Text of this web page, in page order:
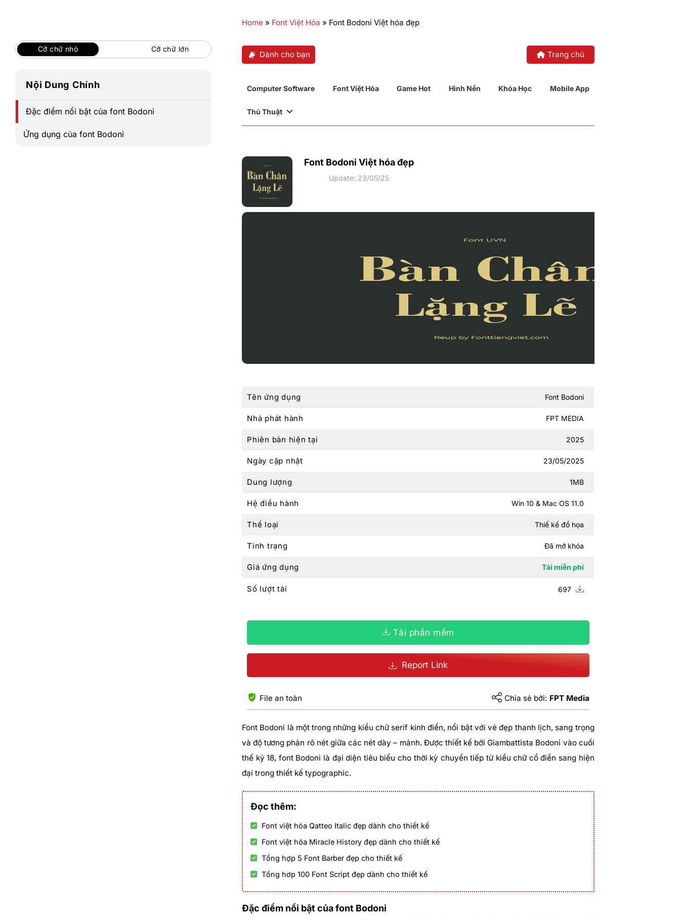
dung
Cỡ chữ nhỏ Cỡ chữ lớn
Nội Dung Chính
Đặc điểm nổi bật của font Bodoni
Ứng dụng của font Bodoni
Home » Font Việt Hóa » Font Bodoni Việt hóa đẹp
Dành cho bạn Trang chủ
Computer Software Font Việt Hóa Game Hot Hình Nền Khóa Học Mobile App
Thủ Thuật
Font Bodoni Việt hóa đẹp
Update: 23/05/25
Tên ứng dụng Font Bodoni
Nhà phát hành FPT MEDIA
Phiên bản hiện tại 2025
Ngày cập nhật 23/05/2025
Dung lượng 1MB
Hệ điều hành Win 10 & Mac OS 11.0
Thể loại Thiế kế đồ họa
Tình trạng Đã mở khóa
Giá ứng dụng Tải miễn phí
Số lượt tải 697
Tải phần mềm
Report Link
File an toàn Chia sẻ bởi: FPT Media
Font Bodoni là một trong những kiểu chữ serif kinh điển, nổi bật với vẻ đẹp thanh lịch, sang trọng
và độ tương phản rõ nét giữa các nét dày – mảnh. Được thiết kế bởi Giambattista Bodoni vào cuối
thế kỷ 18, font Bodoni là đại diện tiêu biểu cho thời kỳ chuyển tiếp từ kiểu chữ cổ điển sang hiện
đại trong thiết kế typographic.
Đọc thêm:
Font việt hóa Qatteo Italic đẹp dành cho thiết kế
Font việt hóa Miracle History đẹp dành cho thiết kế
Tổng hợp 5 Font Barber đẹp cho thiết kế
Tổng hơp 100 Font Script đẹp dành cho thiết kế
Đặc điểm nổi bật của font Bodoni